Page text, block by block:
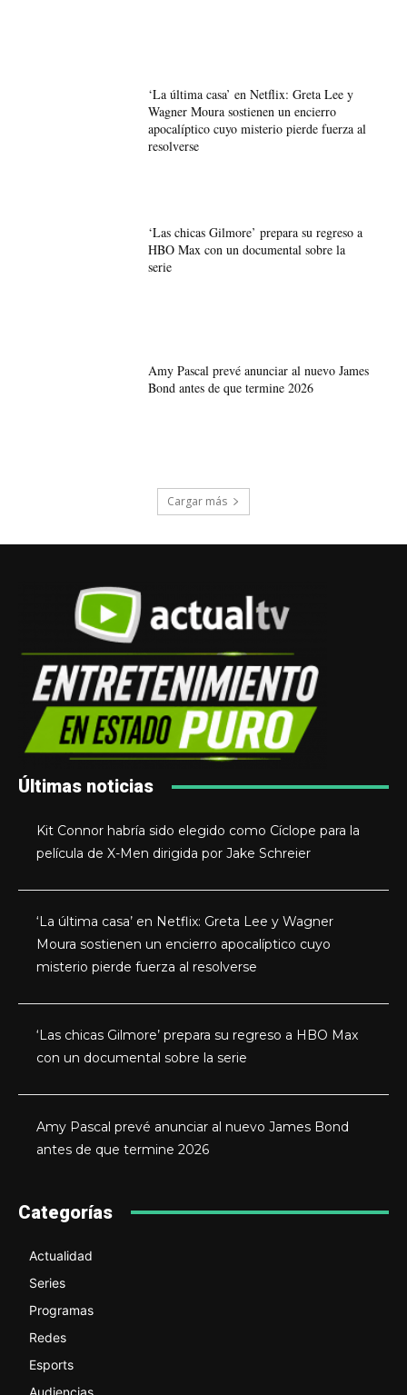
‘La última casa’ en Netflix: Greta Lee y
Wagner Moura sostienen un encierro
apocalíptico cuyo misterio pierde fuerza al
resolverse
‘Las chicas Gilmore’ prepara su regreso a
HBO Max con un documental sobre la
serie
Amy Pascal prevé anunciar al nuevo James
Bond antes de que termine 2026
Cargar más
Últimas noticias
Kit Connor habría sido elegido como Cíclope para la
película de X-Men dirigida por Jake Schreier
‘La última casa’ en Netflix: Greta Lee y Wagner
Moura sostienen un encierro apocalíptico cuyo
misterio pierde fuerza al resolverse
‘Las chicas Gilmore’ prepara su regreso a HBO Max
con un documental sobre la serie
Amy Pascal prevé anunciar al nuevo James Bond
antes de que termine 2026
Categorías
Actualidad
Series
Programas
Redes
Esports
Audiencias